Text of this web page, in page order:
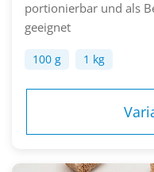
portionierbar und als
geeignet
100 g 1 kg